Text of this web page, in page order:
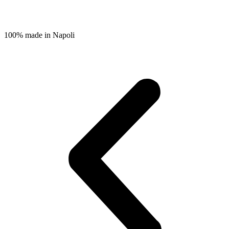
100% made in Napoli